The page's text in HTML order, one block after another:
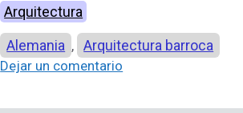
Categorías
Arquitectura
Etiquetas
Alemania , Arquitectura barroca
Dejar un comentario